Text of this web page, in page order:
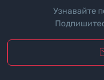
Узнавайте